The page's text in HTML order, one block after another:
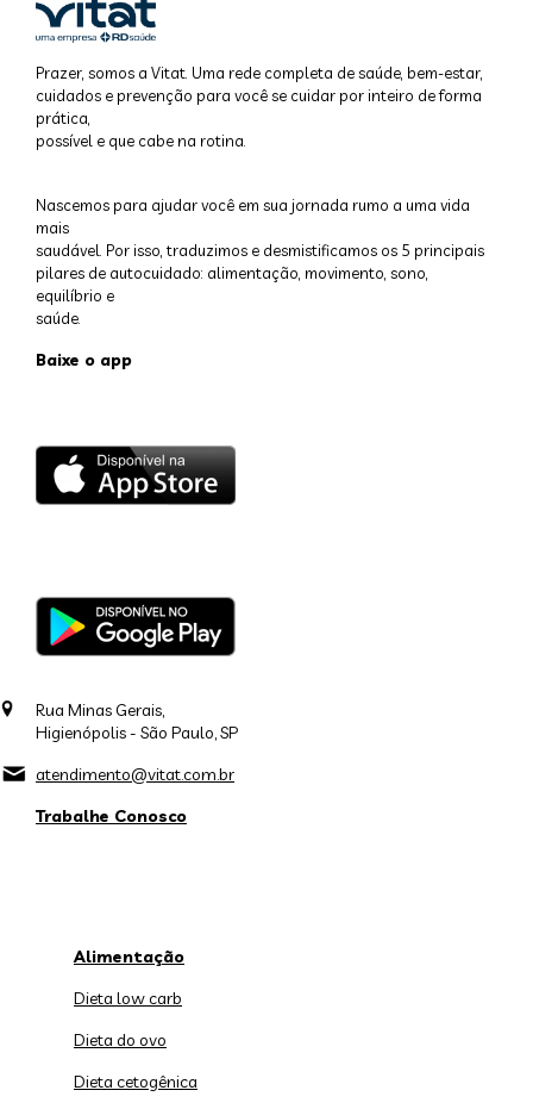
Prazer, somos a Vitat. Uma rede completa de saúde, bem-estar,
cuidados e prevenção para você se cuidar por inteiro de forma
prática,
possível e que cabe na rotina.
Nascemos para ajudar você em sua jornada rumo a uma vida
mais
saudável. Por isso, traduzimos e desmistificamos os 5 principais
pilares de autocuidado: alimentação, movimento, sono,
equilíbrio e
saúde.
Baixe o app
Rua Minas Gerais,
Higienópolis - São Paulo, SP
atendimento@vitat.com.br
Trabalhe Conosco
Alimentação
Dieta low carb
Dieta do ovo
Dieta cetogênica